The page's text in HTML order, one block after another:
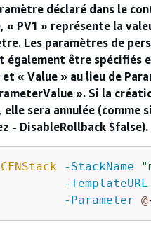
déclaré dans le
« PV1 » représente la
Les paramètres de
également être spécifiés
et « Value » au lieu de
». Si la
elle sera annulée (comme
- DisableRollback $false).
-StackName
-TemplateURL
-Parameter @